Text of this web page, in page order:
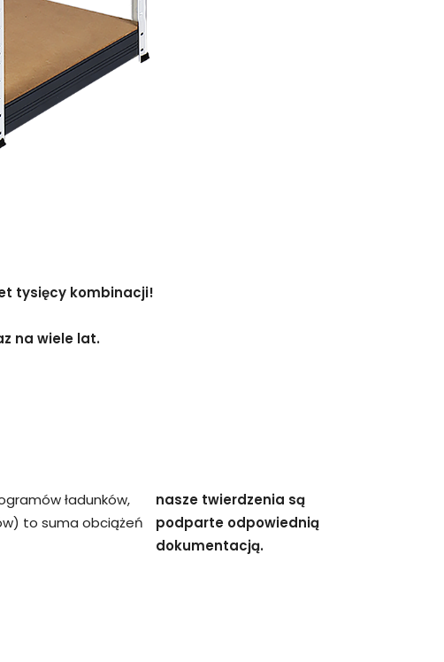
tysięcy kombinacji!
na wiele lat.
ładunków,
to suma obciążeń
nasze twierdzenia są
podparte odpowiednią
dokumentacją.